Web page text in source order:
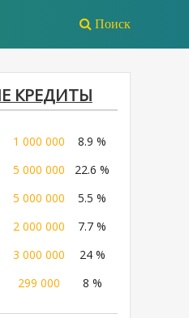
Поиск
КРЕДИТЫ
1 000 000
8.9 %
5 000 000
22.6 %
5 000 000
5.5 %
2 000 000
7.7 %
3 000 000
24 %
299 000 8 %